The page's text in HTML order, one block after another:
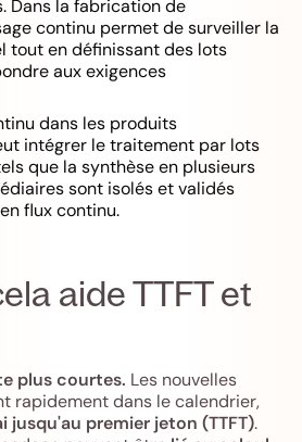
Dans la fabrication de
continu permet de surveiller la
tout en définissant des lots
aux exigences
dans les produits
intégrer le traitement par lots
que la synthèse en plusieurs
sont isolés et validés
flux continu.
aide TTFT et
plus courtes. Les nouvelles
rapidement dans le calendrier,
jusqu'au premier jeton (TTFT).